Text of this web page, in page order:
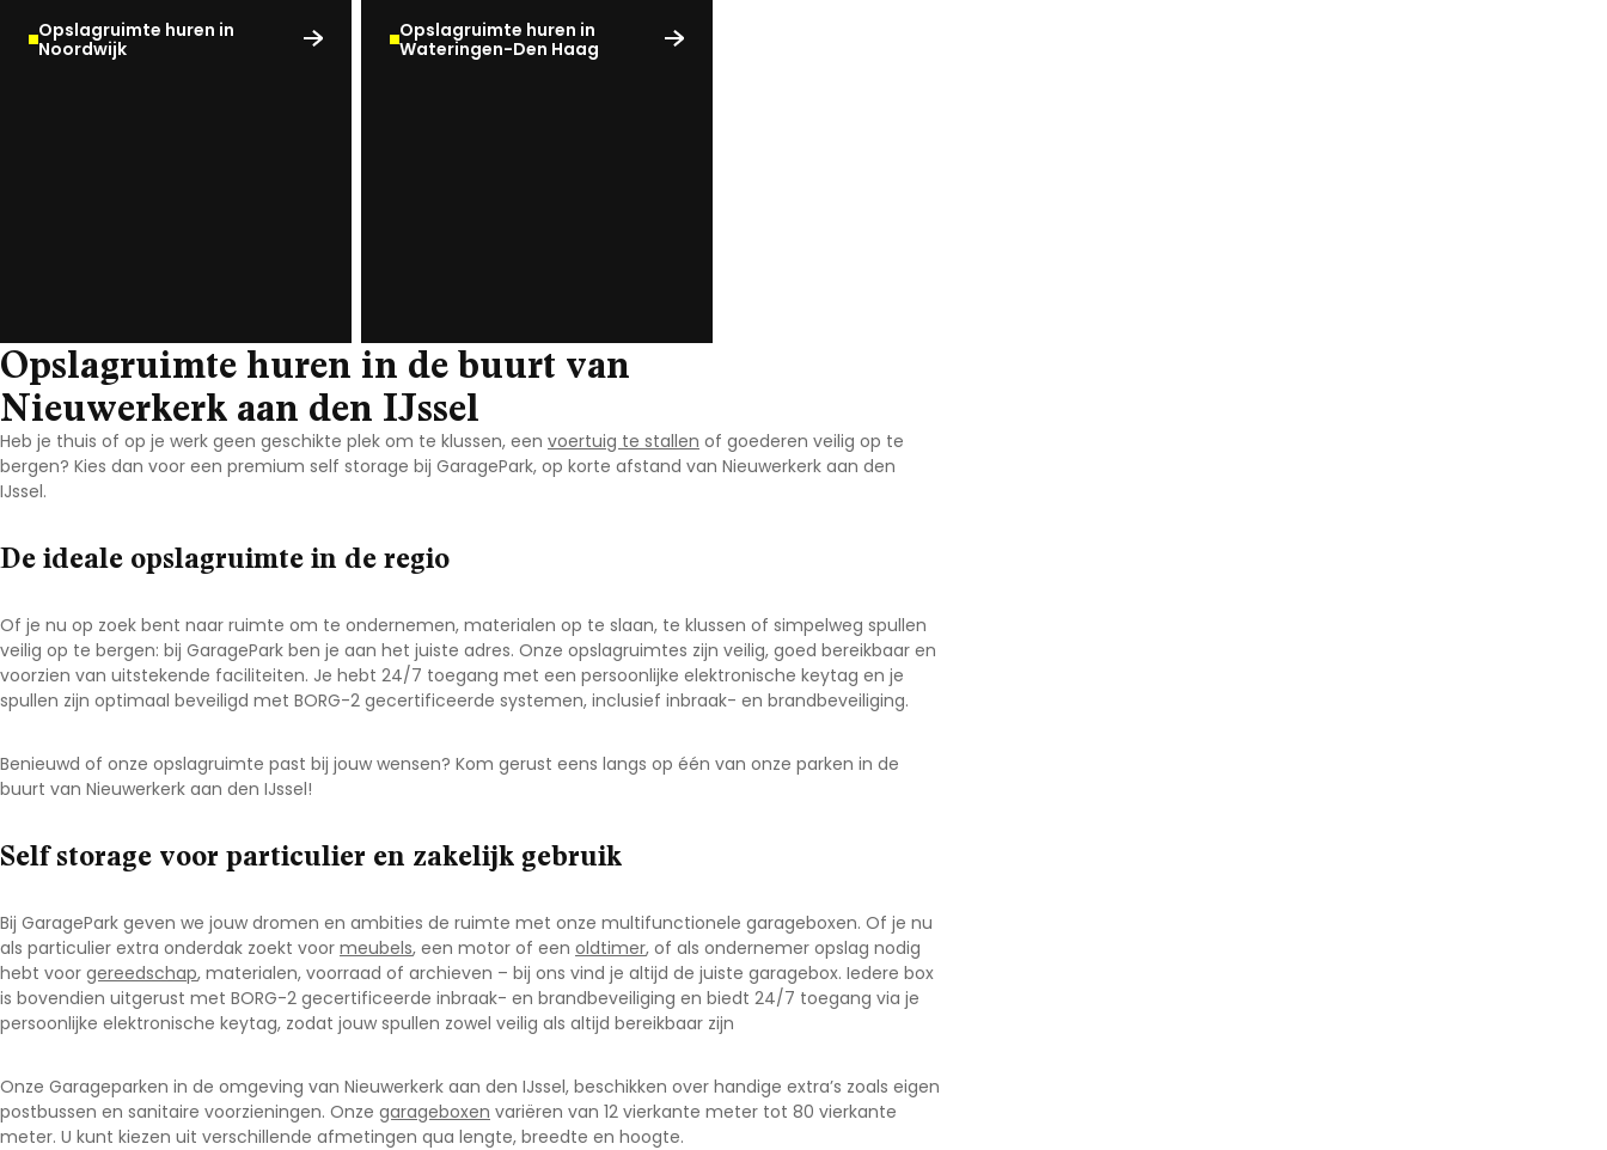
Noord-Brabant
Opslagruimte huren in
Noordwijk
Opslagruimte huren in
Wateringen-Den Haag
Opslagruimte huren in de buurt van
Nieuwerkerk aan den IJssel
Heb je thuis of op je werk geen geschikte plek om te klussen, een voertuig te stallen of goederen veilig op te
bergen? Kies dan voor een premium self storage bij GaragePark, op korte afstand van Nieuwerkerk aan den
IJssel.
De ideale opslagruimte in de regio
Of je nu op zoek bent naar ruimte om te ondernemen, materialen op te slaan, te klussen of simpelweg spullen
veilig op te bergen: bij GaragePark ben je aan het juiste adres. Onze opslagruimtes zijn veilig, goed bereikbaar en
voorzien van uitstekende faciliteiten. Je hebt 24/7 toegang met een persoonlijke elektronische keytag en je
spullen zijn optimaal beveiligd met BORG-2 gecertificeerde systemen, inclusief inbraak- en brandbeveiliging.
Benieuwd of onze opslagruimte past bij jouw wensen? Kom gerust eens langs op één van onze parken in de
buurt van Nieuwerkerk aan den IJssel!
Self storage voor particulier en zakelijk gebruik
Bij GaragePark geven we jouw dromen en ambities de ruimte met onze multifunctionele garageboxen. Of je nu
als particulier extra onderdak zoekt voor meubels, een motor of een oldtimer, of als ondernemer opslag nodig
hebt voor gereedschap, materialen, voorraad of archieven – bij ons vind je altijd de juiste garagebox. Iedere box
is bovendien uitgerust met BORG-2 gecertificeerde inbraak- en brandbeveiliging en biedt 24/7 toegang via je
persoonlijke elektronische keytag, zodat jouw spullen zowel veilig als altijd bereikbaar zijn
Onze Garageparken in de omgeving van Nieuwerkerk aan den IJssel, beschikken over handige extra’s zoals eigen
postbussen en sanitaire voorzieningen. Onze garageboxen variëren van 12 vierkante meter tot 80 vierkante
meter. U kunt kiezen uit verschillende afmetingen qua lengte, breedte en hoogte.